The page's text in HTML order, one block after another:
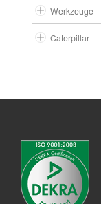
Werkzeuge
Caterpillar